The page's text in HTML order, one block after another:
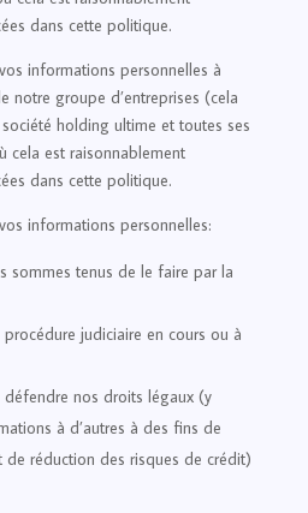
dans cette politique.
informations personnelles à
notre groupe d’entreprises (cela
holding ultime et toutes ses
cela est raisonnablement
dans cette politique.
informations personnelles:
sommes tenus de le faire par la
judiciaire en cours ou à
défendre nos droits légaux (y
à d’autres à des fins de
réduction des risques de crédit)